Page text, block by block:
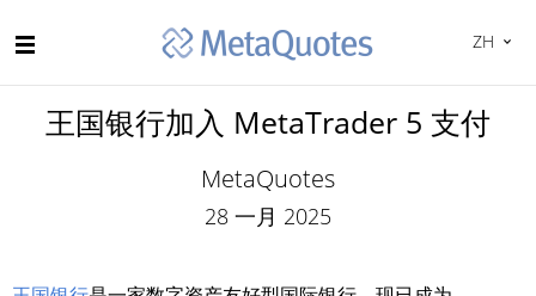
ZH
王国银行加入 MetaTrader 5 支付
MetaQuotes
28 一月 2025